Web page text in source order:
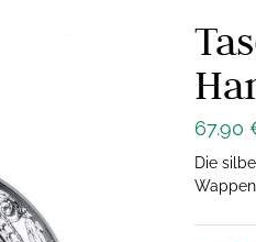
67.90
Die